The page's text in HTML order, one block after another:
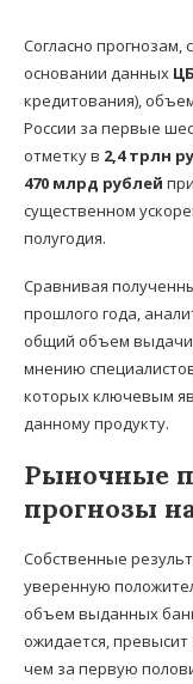
Согласно прогнозам,
основании данных
кредитования),
России за первые
отметку в 2,4 трлн
470 млрд рублей
существенном
полугодия.
Сравнивая
прошлого года,
общий объем выдачи
мнению
которых ключевым
данному продукту.
Рыночные
прогнозы
Собственные
уверенную
объем выданных
ожидается, превысит
чем за первую